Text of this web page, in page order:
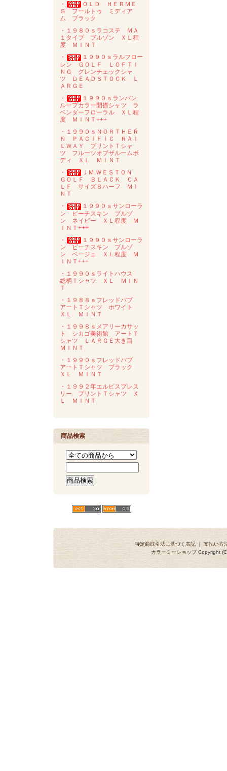
・
ＯＬＤ ＨＥＲＭＥ
Ｓ フールトゥ ミディア
ム ブラック
・１９８０ｓラコステ ＭＡ
１タイプ ブルゾン ＸＬ程
度 ＭＩＮＴ
・
１９９０ｓラルフロー
レン ＧＯＬＦ ＬＯＦＴＩ
ＮＧ グレンチェックシャ
ツ ＤＥＡＤＳＴＯＣＫ Ｌ
ＡＲＧＥ
・
１９９０ｓランバン
ループカラー開襟シャツ ラ
ベンダーフローラル ＸＬ程
度 ＭＩＮＴ+++
・１９９０ｓＮＯＲＴＨＥＲ
Ｎ ＰＡＣＩＦＩＣ ＲＡＩ
ＬＷＡＹ プリントＴシャ
ツ フルーツオブザルームボ
ディ ＸＬ ＭＩＮＴ
・
ＪＭ.ＷＥＳＴＯＮ
ＧＯＬＦ ＢＬＡＣＫ ＣＡ
ＬＦ サイズ８ハーフ ＭＩ
ＮＴ
・
１９９０ｓサンローラ
ン ピーチスキン ブルゾ
ン ネイビー ＸＬ程度 Ｍ
ＩＮＴ+++
・
１９９０ｓサンローラ
ン ピーチスキン ブルゾ
ン ベージュ ＸＬ程度 Ｍ
ＩＮＴ+++
・１９９０ｓライトハウス
総柄Ｔシャツ ＸＬ ＭＩＮ
Ｔ
・１９８８ｓフレッドバブ
アートＴシャツ ホワイト
ＸＬ ＭＩＮＴ
・１９９８ｓメアリーカサッ
ト シカゴ美術館 アートＴ
シャツ ＬＡＲＧＥ大き目
ＭＩＮＴ
・１９９０ｓフレッドバブ
アートＴシャツ ブラック
ＸＬ ＭＩＮＴ
・１９９２年エルビスプレス
リー プリントＴシャツ Ｘ
Ｌ ＭＩＮＴ
商品検索
特定商取引法に基づく表記 ｜ 支払い方
カラーミーショップCopyright